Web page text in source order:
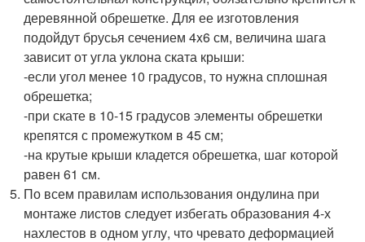
деревянной обрешетке. Для ее изготовления
подойдут брусья сечением 4x6 см, величина шага
зависит от угла уклона ската крыши:
-если угол менее 10 градусов, то нужна сплошная
обрешетка;
-при скате в 10-15 градусов элементы обрешетки
крепятся с промежутком в 45 см;
-на крутые крыши кладется обрешетка, шаг которой
равен 61 см.
По всем правилам использования ондулина при
монтаже листов следует избегать образования 4-х
нахлестов в одном углу, что чревато деформацией